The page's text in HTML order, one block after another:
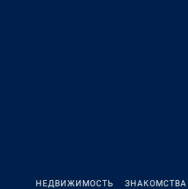
НЕДВИЖИМОСТЬ ЗНАКОМСТВА